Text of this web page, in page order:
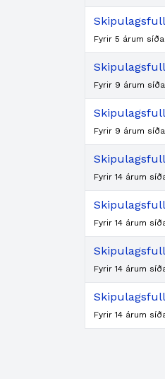
Fyrir 5 árum
Fyrir 9 árum
Fyrir 9 árum
Fyrir 14 árum
Fyrir 14 árum
Fyrir 14 árum
Fyrir 14 árum